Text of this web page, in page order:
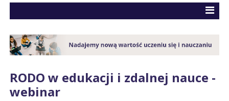
RODO w edukacji i zdalnej nauce -
webinar